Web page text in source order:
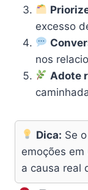
excesso
nos
Adote
Dica: Se
emoções
a causa real